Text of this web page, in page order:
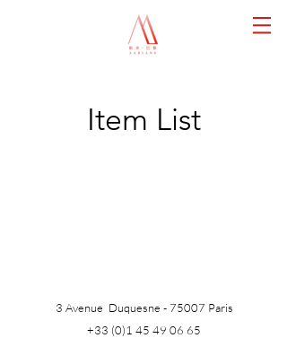
Item List
3 Avenue Duquesne - 75007 Paris
+33 (0)1 45 49 06 65